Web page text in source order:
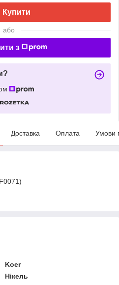
Купити
або
з
Доставка Оплата Умови
Koer
Нікель